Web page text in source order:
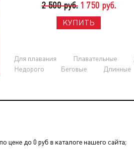
2 500 руб. 1 750 руб.
КУПИТЬ
Для плавания Плавательные
Недорого
Беговые Длинные
цене до 0 руб в каталоге нашего сайта;